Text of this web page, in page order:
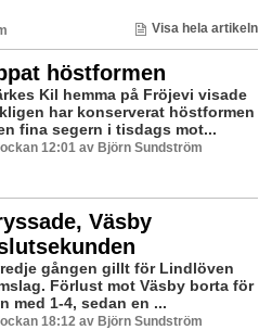
Visa hela artikeln
höstformen
Kil hemma på Fröjevi visade
har konserverat höstformen
fina segern i tisdags mot...
12:01 av Björn Sundström
Väsby
gången gillt för Lindlöven
Förlust mot Väsby borta för
med 1-4, sedan en ...
18:12 av Björn Sundström